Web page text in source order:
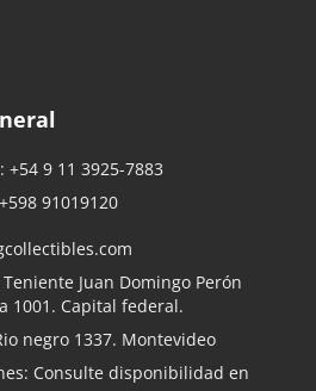
+54 9 11 3925-7883
+598 91019120
Juan Domingo Perón
1001. Capital federal.
negro 1337. Montevideo
Consulte disponibilidad en